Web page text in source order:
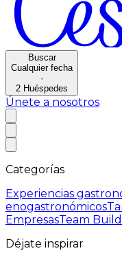
Buscar
Cualquier fecha
·
2 Huéspedes
Únete a nosotros
Categorías
Experiencias
enogastronómicos
EmpresasTeam
Déjate inspirar